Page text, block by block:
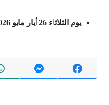
يوم الثلاثاء 26 أيار مايو 2026 الموافق 9 ذو الحجة 1447.